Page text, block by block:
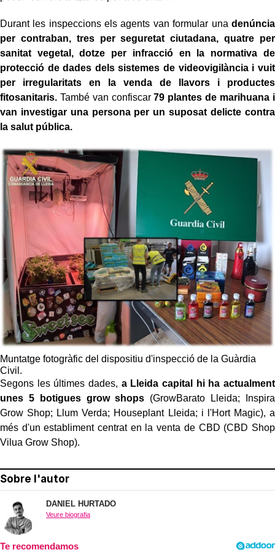
Durant les inspeccions els agents van formular una denúncia
per contraban, tres per seguretat ciutadana, quatre per
sanitat vegetal, dotze per infracció en la normativa de
protecció de dades dels sistemes de videovigilància i vuit
per irregularitats en la venda de llavors i productes
fitosanitaris. També van confiscar79 plantes de marihuana i
van investigar una persona per un suposat delicte contra
la salut pública.
Muntatge fotogràfic del dispositiu d'inspecció de la Guàrdia
Civil.
Segons les últimes dades, a Lleida capital hi ha actualment
unes 5 botigues grow shops (GrowBarato Lleida; Inspira
Grow Shop; Llum Verda; Houseplant Lleida; i l'Hort Magic), a
més d'un establiment centrat en la venta de CBD (CBD Shop
Vilua Grow Shop).
Sobre l'autor
DANIEL HURTADO
Veure biografia